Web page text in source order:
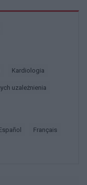
Kardiologia
uzależnienia
español français